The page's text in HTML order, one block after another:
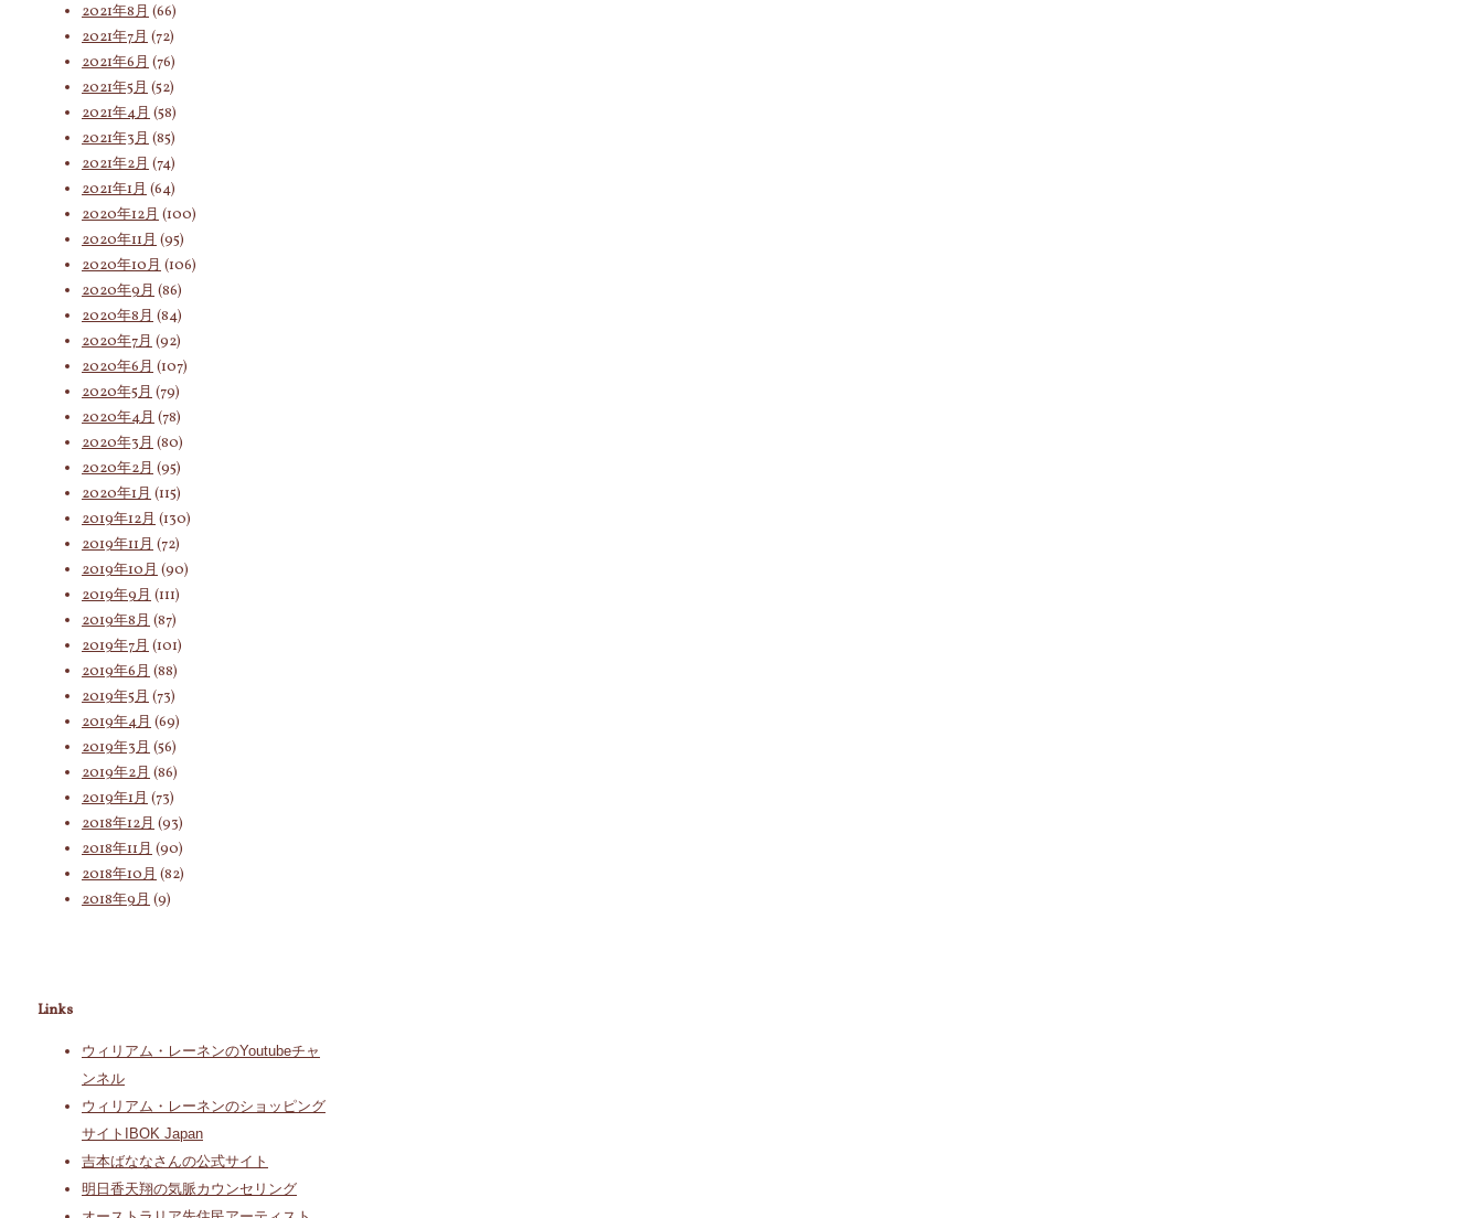
2021年8月 (66)
2021年7月 (72)
2021年6月 (76)
2021年5月 (52)
2021年4月 (58)
2021年3月 (85)
2021年2月 (74)
2021年1月 (64)
2020年12月 (100)
2020年11月 (95)
2020年10月 (106)
2020年9月 (86)
2020年8月 (84)
2020年7月 (92)
2020年6月 (107)
2020年5月 (79)
2020年4月 (78)
2020年3月 (80)
2020年2月 (95)
2020年1月 (115)
2019年12月 (130)
2019年11月 (72)
2019年10月 (90)
2019年9月 (111)
2019年8月 (87)
2019年7月 (101)
2019年6月 (88)
2019年5月 (73)
2019年4月 (69)
2019年3月 (56)
2019年2月 (86)
2019年1月 (73)
2018年12月 (93)
2018年11月 (90)
2018年10月 (82)
2018年9月 (9)
Links
ウィリアム・レーネンのYoutubeチャ
ンネル
ウィリアム・レーネンのショッピング
サイトIBOK Japan
吉本ばななさんの公式サイト
明日香天翔の気脈カウンセリング